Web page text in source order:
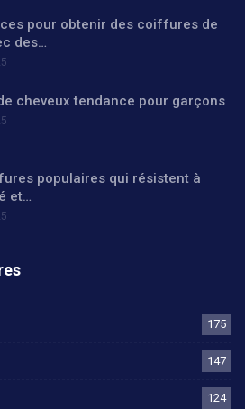
pour obtenir des coiffures de
des…
cheveux tendance pour garçons
populaires qui résistent à
et…
175
147
124